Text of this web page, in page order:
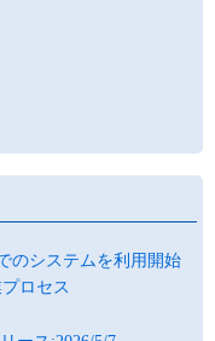
のシステムを利用開始
ロセス